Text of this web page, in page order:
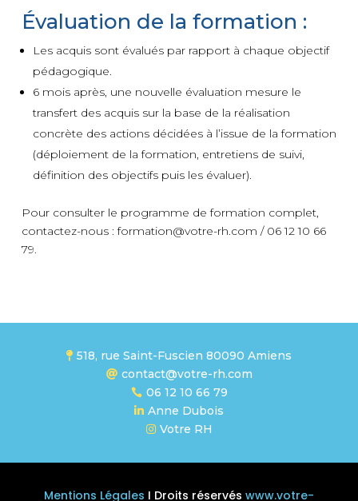
Évaluation de la formation :
Les acquis sont évalués par rapport à chaque objectif
pédagogique.
6 mois après, une nouvelle évaluation mesure le
transfert des acquis sur la base de la réalisation
concrète des actions décidées à l’issue de la formation
(déploiement de la formation, entretiens de suivi,
définition des objectifs puis les évaluer).
Pour consulter le programme de formation complet,
contactez-nous : formation@votre-rh.com / 06 12 10 66
79.
 518, rue Saint-Fuscien 80090 Amiens
 contact@votre-rh.com
 06 12 10 66 79
 Anne Dubois
 Votre RH
Mentions Légales I Droits réservés www.votre-